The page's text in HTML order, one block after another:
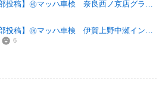
【東京オフィス服部投稿】㊗️マッハ車検 奈良西ノ京店グランドオープン‼️
【東京オフィス服部投稿】㊗️マッハ車検 伊賀上野中瀬インター店 オープン
6